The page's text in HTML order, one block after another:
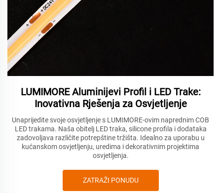
LUMIMORE Aluminijevi Profil i LED Trake:
Inovativna Rješenja za Osvjetljenje
Unaprijedite svoje osvjetljenje s LUMIMORE-ovim naprednim COB
LED trakama. Naša obitelj LED traka, silicone profila i dodataka
zadovoljava različite potrepštine tržišta. Idealno za uporabu u
kućanskom osvjetljenju, uredima i dekorativnim projektima
osvjetljenja.
ZATRAŽI PONUDU